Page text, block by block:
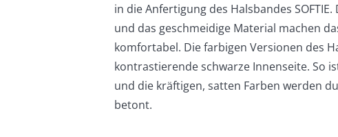
in die Anfertigung des Halsbandes
und das geschmeidige Material machen
komfortabel. Die farbigen Versionen des
kontrastierende schwarze Innenseite. So
und die kräftigen, satten Farben werden
betont.